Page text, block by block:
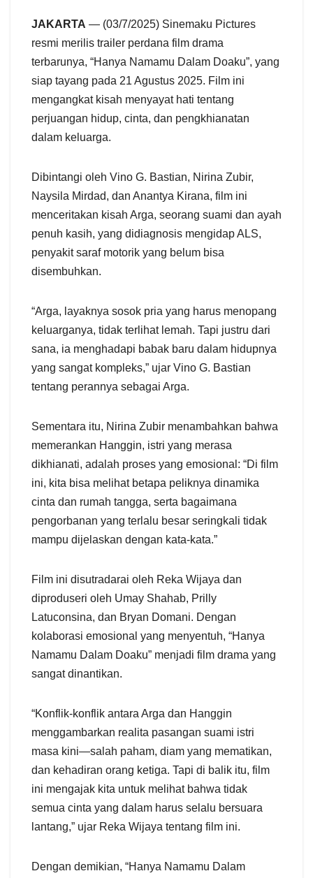
e
JAKARTA — (03/7/2025) Sinemaku Pictures
resmi merilis trailer perdana film drama
terbarunya, “Hanya Namamu Dalam Doaku”, yang
siap tayang pada 21 Agustus 2025. Film ini
mengangkat kisah menyayat hati tentang
perjuangan hidup, cinta, dan pengkhianatan
dalam keluarga.
Dibintangi oleh Vino G. Bastian, Nirina Zubir,
Naysila Mirdad, dan Anantya Kirana, film ini
menceritakan kisah Arga, seorang suami dan ayah
penuh kasih, yang didiagnosis mengidap ALS,
penyakit saraf motorik yang belum bisa
disembuhkan.
“Arga, layaknya sosok pria yang harus menopang
keluarganya, tidak terlihat lemah. Tapi justru dari
sana, ia menghadapi babak baru dalam hidupnya
yang sangat kompleks,” ujar Vino G. Bastian
tentang perannya sebagai Arga.
Sementara itu, Nirina Zubir menambahkan bahwa
memerankan Hanggin, istri yang merasa
dikhianati, adalah proses yang emosional: “Di film
ini, kita bisa melihat betapa peliknya dinamika
cinta dan rumah tangga, serta bagaimana
pengorbanan yang terlalu besar seringkali tidak
mampu dijelaskan dengan kata-kata.”
Film ini disutradarai oleh Reka Wijaya dan
diproduseri oleh Umay Shahab, Prilly
Latuconsina, dan Bryan Domani. Dengan
kolaborasi emosional yang menyentuh, “Hanya
Namamu Dalam Doaku” menjadi film drama yang
sangat dinantikan.
“Konflik-konflik antara Arga dan Hanggin
menggambarkan realita pasangan suami istri
masa kini—salah paham, diam yang mematikan,
dan kehadiran orang ketiga. Tapi di balik itu, film
ini mengajak kita untuk melihat bahwa tidak
semua cinta yang dalam harus selalu bersuara
lantang,” ujar Reka Wijaya tentang film ini.
Dengan demikian, “Hanya Namamu Dalam